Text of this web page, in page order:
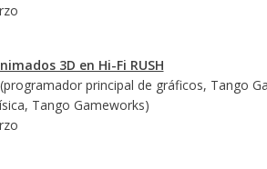
3D en Hi-Fi RUSH
principal de gráficos, Tango
Tango Gameworks)